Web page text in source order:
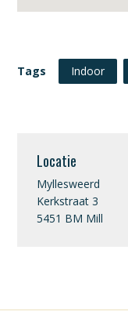
Tags Indoor
Locatie
Myllesweerd
Kerkstraat 3
5451 BM Mill